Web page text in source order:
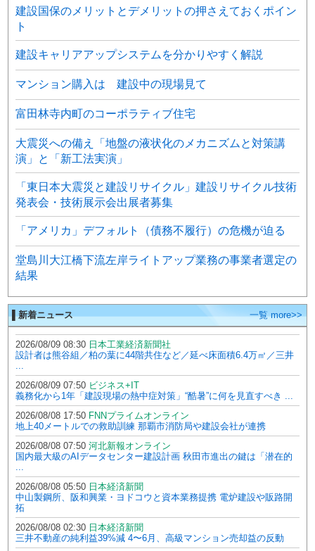
建設国保のメリットとデメリットの押さえておくポイン
ト
建設キャリアアップシステムを分かりやすく解説
マンション購入は 建設中の現場見て
富田林寺内町のコーポラティブ住宅
大震災への備え「地盤の液状化のメカニズムと対策講
演」と「新工法実演」
「東日本大震災と建設リサイクル」建設リサイクル技術
発表会・技術展示会出展者募集
「アメリカ」デフォルト（債務不履行）の危機が迫る
堂島川大江橋下流左岸ライトアップ業務の事業者選定の
結果
▌新着ニュース 一覧 more>>
2026/08/09 08:30 日本工業経済新聞社
設計者は熊谷組／柏の葉に44階共住など／延べ床面積6.4万㎡／三井
...
2026/08/09 07:50 ビジネス+IT
義務化から1年「建設現場の熱中症対策」“酷暑”に何を見直すべき ...
2026/08/08 17:50 FNNプライムオンライン
地上40メートルでの救助訓練 那覇市消防局や建設会社が連携
2026/08/08 07:50 河北新報オンライン
国内最大級のAIデータセンター建設計画 秋田市進出の鍵は「潜在的
...
2026/08/08 05:50 日本経済新聞
中山製鋼所、阪和興業・ヨドコウと資本業務提携 電炉建設や販路開
拓
2026/08/08 02:30 日本経済新聞
三井不動産の純利益39%減 4〜6月、高級マンション売却益の反動